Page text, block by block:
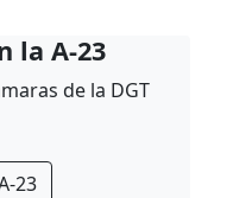
la A-23
de la DGT
23